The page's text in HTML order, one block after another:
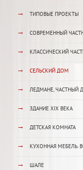
→ ТИПОВЫЕ ПРОЕКТЫ
→ СОВРЕМЕННЫЙ
→ КЛАССИЧЕСКИЙ
→ СЕЛЬСКИЙ ДОМ
→ ЛЕДМАНЕ, ЧАСТНЫЙ
→ ЗДАНИЕ XIX ВЕКА
→ ДЕТСКАЯ КОМНАТА
→ КУХОННАЯ МЕБЕЛЬ.
→ ШАЛЕ